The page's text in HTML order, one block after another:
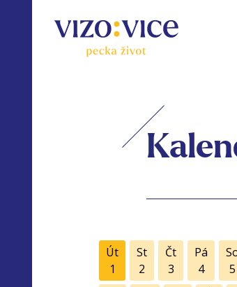
Út
1
St
2
Čt
3
Pá
4
5